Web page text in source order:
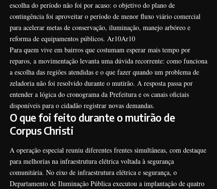
escolha do período não foi por acaso: o objetivo do plano de
contingência foi aproveitar o período de menor fluxo viário comercial
para acelerar metas de conservação, iluminação, manejo arbóreo e
reforma de equipamentos públicos. Ar10Ar10
Para quem vive em bairros que costumam esperar mais tempo por
reparos, a movimentação levanta uma dúvida recorrente: como funciona
a escolha das regiões atendidas e o que fazer quando um problema de
zeladoria não foi resolvido durante o mutirão. A resposta passa por
entender a lógica do cronograma da Prefeitura e os canais oficiais
disponíveis para o cidadão registrar novas demandas.
O que foi feito durante o mutirão de
Corpus Christi
A operação especial reuniu diferentes frentes simultâneas, com destaque
para melhorias na infraestrutura elétrica voltada à segurança
comunitária. No eixo de infraestrutura elétrica e segurança, o
Departamento de Iluminação Pública executou a implantação de quatro